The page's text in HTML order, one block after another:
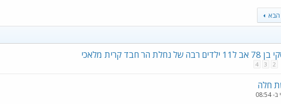
הבא
חבד קרית מלאכי
2
3
4
חלה